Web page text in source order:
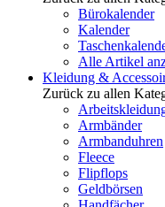
Bürokalender
Kalender
Alle Artikel
Kleidung &
Zurück zu allen
Armbänder
Armbanduhren
Fleece
Flipflops
Geldbörsen